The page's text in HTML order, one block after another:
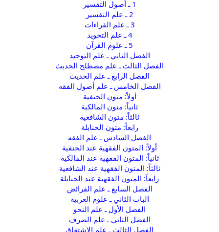
1 ـ أصول التفسير
2 ـ علم التفسير
3 ـ علم القراءات
4 ـ علم التجويد
5 ـ علوم القرآن
الفصل الثاني ـ علم التوحيد
الفصل الثالث ـ علم مصطلح الحديث
الفصل الرابع ـ علم الحديث
الفصل الخامس ـ علم أصول الفقه
أولاً: متون الحنفية
ثانياً: متون المالكية
ثالثاً: متون الشافعية
رابعاً: متون الحنابلة
الفصل السادس ـ علم الفقه
أولاً: المتون الفقهية عند الحنفية
ثانياً: المتون الفقهية عند المالكية
ثالثاً: المتون الفقهية عند الشافعية
رابعاً: المتون الفقهية عند الحنابلة
الفصل السابع ـ علم الفرائض
الباب الثاني ـ علوم العربية
الفصل الأول ـ علم النحو
الفصل الثاني ـ علم الصرف
الفصل الثالث ـ علم الاشتقاق